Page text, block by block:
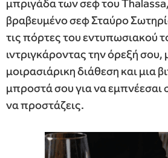
μπριγάδα των σεφ του
βραβευμένο σεφ Σταύρο
τις πόρτες του εντυπωσιακού
ιντριγκάροντας την όρεξή
μοιρασιάρικη διάθεση και μια
μπροστά σου για να εμπνέεσαι
να προστάζεις.